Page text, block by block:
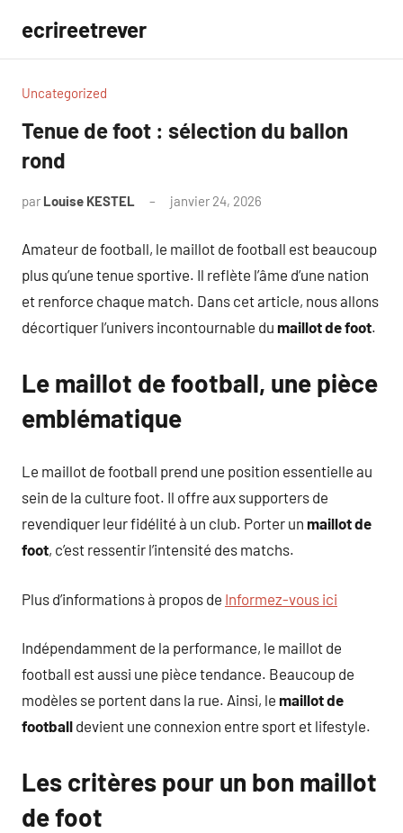
contenu
ecrireetrever
Uncategorized
Tenue de foot : sélection du ballon
rond
par Louise KESTEL janvier 24, 2026
Amateur de football, le maillot de football est beaucoup
plus qu’une tenue sportive. Il reflète l’âme d’une nation
et renforce chaque match. Dans cet article, nous allons
décortiquer l’univers incontournable du maillot de foot.
Le maillot de football, une pièce
emblématique
Le maillot de football prend une position essentielle au
sein de la culture foot. Il offre aux supporters de
revendiquer leur fidélité à un club. Porter un maillot de
foot, c’est ressentir l’intensité des matchs.
Plus d’informations à propos de Informez-vous ici
Indépendamment de la performance, le maillot de
football est aussi une pièce tendance. Beaucoup de
modèles se portent dans la rue. Ainsi, le maillot de
football devient une connexion entre sport et lifestyle.
Les critères pour un bon maillot
de foot